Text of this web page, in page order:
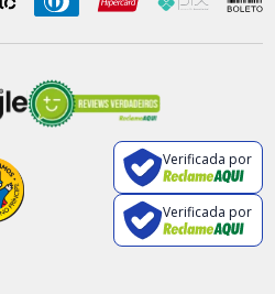
Verificada por
Verificada por